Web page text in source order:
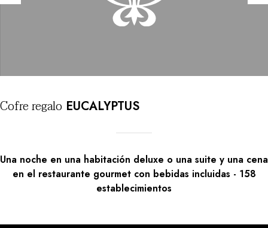
Cofreregalo EUCALYPTUS
Una noche en una habitación deluxe o una suite y una cena
en el restaurante gourmet con bebidas incluidas - 158
establecimientos